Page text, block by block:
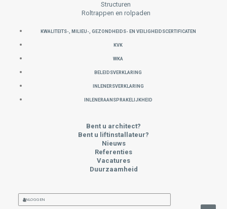
Structuren
Roltrappen en rolpaden
KWALITEITS-, MILIEU-, GEZONDHEIDS- EN VEILIGHEIDSCERTIFICATEN
KVK
WKA
Beleidsverklaring
INLENERSVERKLARING
INLENERAANSPRAKELIJKHEID
Bent u architect?
Bent u liftinstallateur?
Nieuws
Referenties
Vacatures
Duurzaamheid
INLOGGEN